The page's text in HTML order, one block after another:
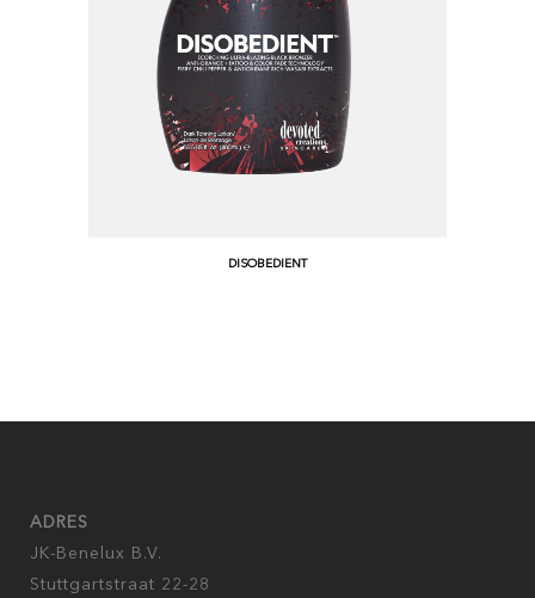
DISOBEDIENT
ADRES
JK-Benelux B.V.
Stuttgartstraat 22-28